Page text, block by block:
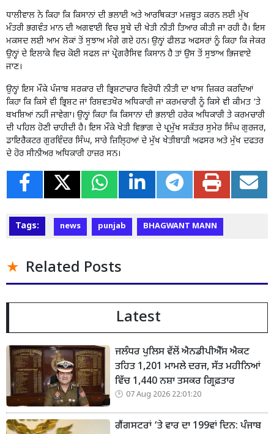
ਧਾਲੀਵਾਲ ਨੇ ਕਿਹਾ ਕਿ ਕਿਸਾਨਾਂ ਦੀ ਭਲਾਈ ਅਤੇ ਆਰਥਿਕਤਾ ਮਜ਼ਬੂਤ ਕਰਨ ਲਈ ਮੁੱਖ
ਮੰਤਰੀ ਭਗਵੰਤ ਮਾਨ ਦੀ ਅਗਵਾਈ ਵਿਚ ਸੂਬੇ ਦੀ ਖੇਤੀ ਨੀਤੀ ਤਿਆਰ ਕੀਤੀ ਜਾ ਰਹੀ ਹੈ। ਇਸ
ਮਕਸਦ ਲਈ ਆਮ ਲੋਕਾਂ ਤੋਂ ਸੁਝਾਅ ਮੰਗੇ ਗਏ ਹਨ। ਉਨ੍ਹਾਂ ਫੀਲਡ ਅਫਸਰਾਂ ਨੂੰ ਕਿਹਾ ਕਿ ਜੇਕਰ
ਉਨ੍ਹਾਂ ਦੇ ਇਲਾਕੇ ਵਿਚ ਕੋਈ ਸਫਲ ਜਾਂ ਪ੍ਰੋਗਰੈਸਿਵ ਕਿਸਾਨ ਹੈ ਤਾਂ ਉਸ ਤੋਂ ਸੁਝਾਅ ਭਿਜਵਾਏ
ਜਾਣ।
ਉਨ੍ਹਾਂ ਇਸ ਮੌਕੇ ਪੰਜਾਬ ਸਰਕਾਰ ਦੀ ਭ੍ਰਿਸ਼ਟਾਚਾਰ ਵਿਰੋਧੀ ਨੀਤੀ ਦਾ ਖਾਸ ਜ਼ਿਕਰ ਕਰਦਿਆਂ
ਕਿਹਾ ਕਿ ਕਿਸੇ ਵੀ ਭ੍ਰਿਸ਼ਟ ਜਾਂ ਰਿਸ਼ਵਤਖੋਰ ਅਧਿਕਾਰੀ ਜਾਂ ਕਰਮਚਾਰੀ ਨੂੰ ਕਿਸੇ ਵੀ ਕੀਮਤ ‘ਤੇ
ਬਖਸ਼ਿਆਂ ਨਹੀਂ ਜਾਵੇਗਾ। ਉਨ੍ਹਾਂ ਕਿਹਾ ਕਿ ਕਿਸਾਨਾਂ ਦੀ ਭਲਾਈ ਹਰੇਕ ਅਧਿਕਾਰੀ ਤੇ ਕਰਮਚਾਰੀ
ਦੀ ਪਹਿਲ ਹੋਣੀ ਚਾਹੀਦੀ ਹੈ। ਇਸ ਮੌਕੇ ਖੇਤੀ ਵਿਭਾਗ ਦੇ ਪ੍ਰਮੁੱਖ ਸਕੱਤਰ ਸੁਮੇਰ ਸਿੰਘ ਗੁਰਜਰ,
ਡਾਇਰੈਕਟਰ ਗੁਰਵਿੰਦਰ ਸਿੰਘ, ਸਾਰੇ ਜ਼ਿਲਿ੍ਹਆਂ ਦੇ ਮੁੱਖ ਖੇਤੀਬਾੜੀ ਅਫਸਰ ਅਤੇ ਮੁੱਖ ਦਫਤਰ
ਦੇ ਹੋਰ ਸੀਨੀਅਰ ਅਧਿਕਾਰੀ ਹਾਜ਼ਰ ਸਨ।
Tags: news punjab BHAGWANT MANN
Related Posts
Latest
ਜਲੰਧਰ ਪੁਲਿਸ ਵੱਲੋਂ ਐਨਡੀਪੀਐੱਸ ਐਕਟ
ਤਹਿਤ 1,201 ਮਾਮਲੇ ਦਰਜ, ਸੱਤ ਮਹੀਨਿਆਂ
ਵਿੱਚ 1,440 ਨਸ਼ਾ ਤਸਕਰ ਗ੍ਰਿਫ਼ਤਾਰ
07 Aug 2026 22:01:20
ਗੈਂਗਸਟਰਾਂ ‘ਤੇ ਵਾਰ ਦਾ 199ਵਾਂ ਦਿਨ: ਪੰਜਾਬ